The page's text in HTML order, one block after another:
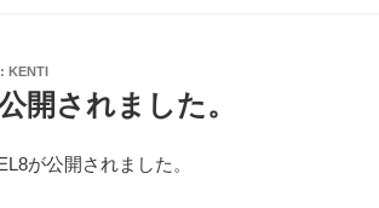
KENTI
開されました。
が公開されました。